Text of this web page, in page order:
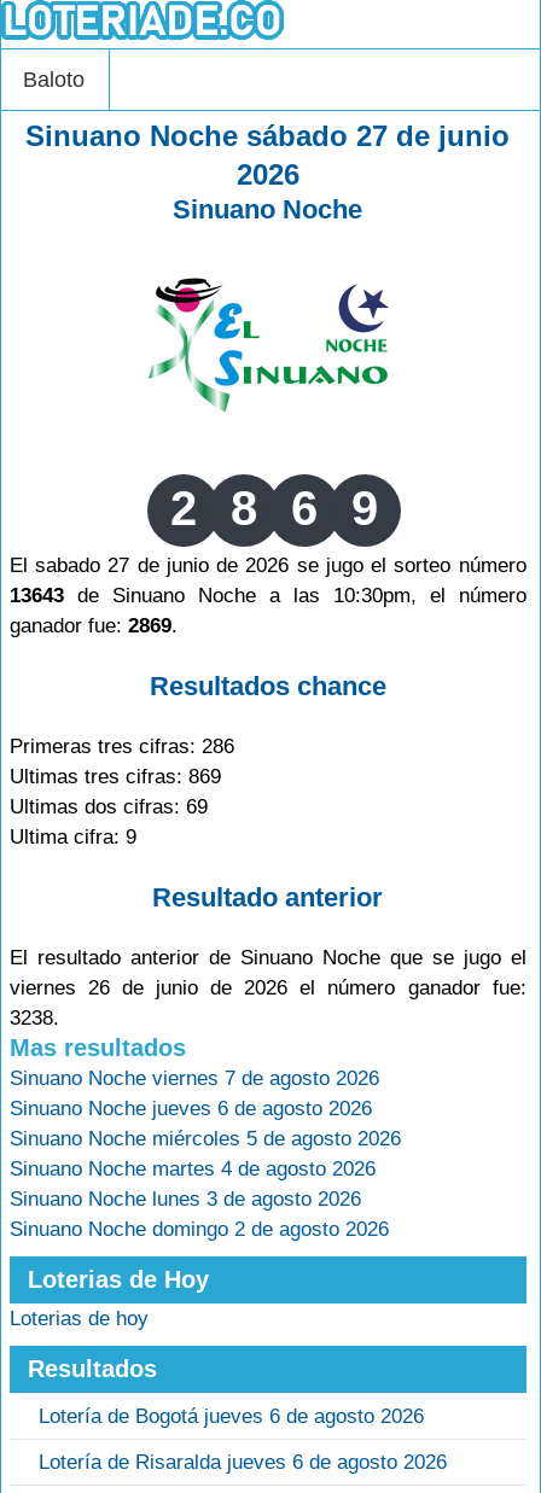
Baloto
Sinuano Noche sábado 27 de junio
2026
Sinuano Noche
2 8 6 9
El sabado 27 de junio de 2026 se jugo el sorteo número
13643 de Sinuano Noche a las 10:30pm, el número
ganador fue: 2869.
Resultados chance
Primeras tres cifras: 286
Ultimas tres cifras: 869
Ultimas dos cifras: 69
Ultima cifra: 9
Resultado anterior
El resultado anterior de Sinuano Noche que se jugo el
viernes 26 de junio de 2026 el número ganador fue:
3238.
Mas resultados
Sinuano Noche viernes 7 de agosto 2026
Sinuano Noche jueves 6 de agosto 2026
Sinuano Noche miércoles 5 de agosto 2026
Sinuano Noche martes 4 de agosto 2026
Sinuano Noche lunes 3 de agosto 2026
Sinuano Noche domingo 2 de agosto 2026
Loterias de Hoy
Loterias de hoy
Resultados
Lotería de Bogotá jueves 6 de agosto 2026
Lotería de Risaralda jueves 6 de agosto 2026